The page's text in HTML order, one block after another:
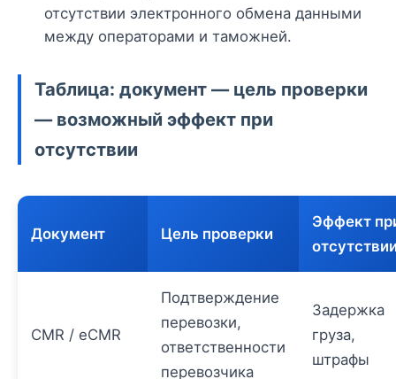
отсутствии электронного обмена данными
между операторами и таможней.
Таблица: документ — цель проверки
— возможный эффект при
отсутствии
Документ Цель проверки
Эффект
CMR / eCMR
Подтверждение
перевозки,
ответственности
перевозчика
Задержка
груза,
штрафы